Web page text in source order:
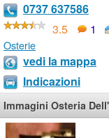
0737 637586
3.5
1
Osterie
vedi la mappa
Indicazioni
Immagini Osteria